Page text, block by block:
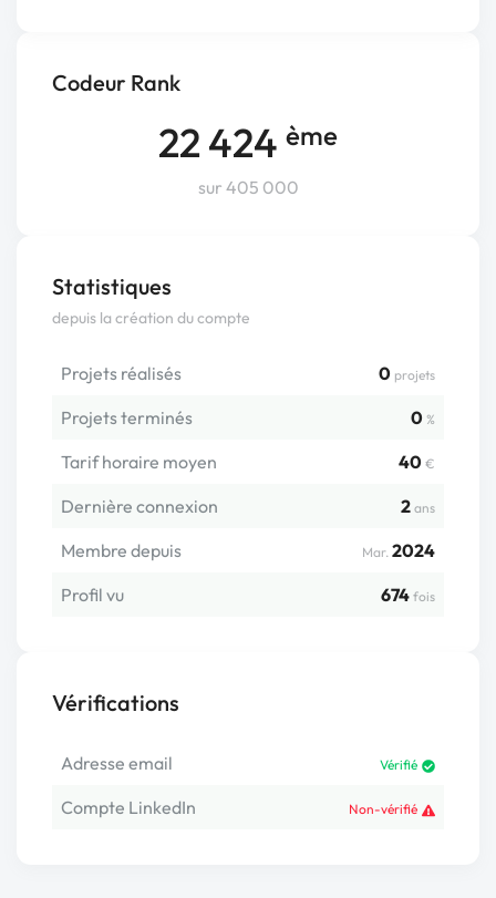
Codeur Rank
22 424 ème
sur 405 000
Statistiques
depuis la création du compte
Projets réalisés 0 projets
Projets terminés 0 %
Tarif horaire moyen 40 €
Dernière connexion 2 ans
Membre depuis Mar. 2024
Profil vu
674 fois
Vérifications
Adresse email Vérifié
Compte LinkedIn Non-vérifié